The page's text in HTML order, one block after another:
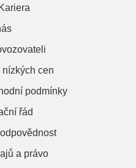
cen
podmínky
řád
a právo